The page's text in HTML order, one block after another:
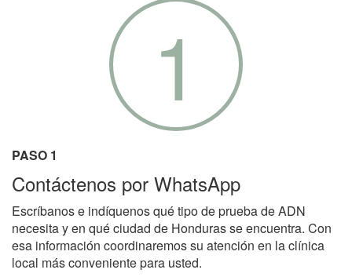
1
PASO 1
Contáctenos por WhatsApp
Escríbanos e indíquenos qué tipo de prueba de ADN
necesita y en qué ciudad de Honduras se encuentra. Con
esa información coordinaremos su atención en la clínica
local más conveniente para usted.